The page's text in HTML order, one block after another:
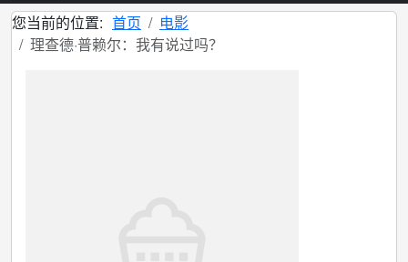
您当前的位置: 首页
电影
理查德·普赖尔：我有说过吗？